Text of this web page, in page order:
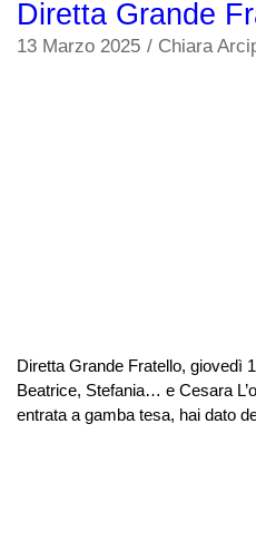
Diretta Grande
13 Marzo 2025 / Chiara
Diretta Grande Fratello, giovedì
Beatrice, Stefania… e Cesara
entrata a gamba tesa, hai dato